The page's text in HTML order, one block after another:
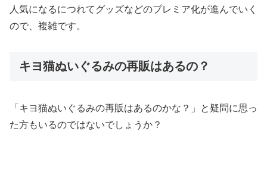
人気になるにつれてグッズなどのプレミア化が進んでいく
ので、複雑です。
キヨ猫ぬいぐるみの再販はあるの？
「キヨ猫ぬいぐるみの再販はあるのかな？」と疑問に思っ
た方もいるのではないでしょうか？